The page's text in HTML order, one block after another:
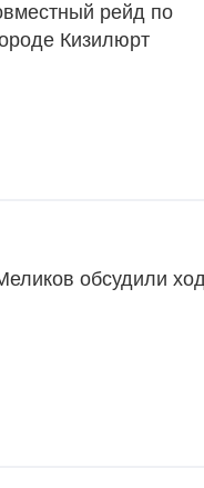
рейд по
Кизилюрт
обсудили